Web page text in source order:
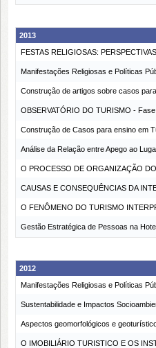
2013
FESTAS RELIGIOSAS:
Manifestações Religiosas e Políticas
Construção de artigos sobre casos
OBSERVATÓRIO DO TURISMO - Fase
Construção de Casos para ensino em
Análise da Relação entre Apego ao
O PROCESSO DE ORGANIZAÇÃO
CAUSAS E CONSEQUÊNCIAS DA
O FENÔMENO DO TURISMO
Gestão Estratégica de Pessoas na
2012
Manifestações Religiosas e Políticas
Sustentabilidade e Impactos
Aspectos geomorfológicos e
O IMOBILIÁRIO TURISTICO E OS